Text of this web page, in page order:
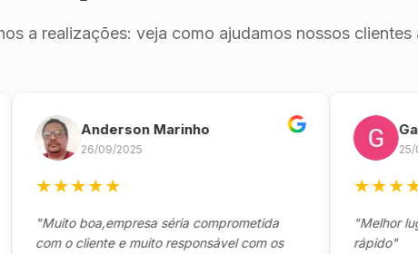
a realizações: veja como ajudamos nossos
Anderson Marinho
26/09/2025
★★★★
"Muito boa,empresa séria comprometida
com o cliente e muito responsável com os
25/09/
★★★★
"Melhor lugar
rápido"